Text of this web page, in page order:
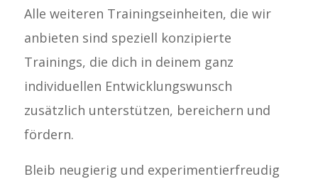
Alle weiteren Trainingseinheiten, die wir
anbieten sind speziell konzipierte
Trainings, die dich in deinem ganz
individuellen Entwicklungswunsch
zusätzlich unterstützen, bereichern und
fördern.
Bleib neugierig und experimentierfreudig